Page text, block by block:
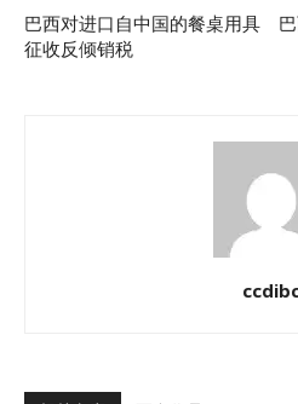
巴西对进口自中国的餐桌用具
征收反倾销税